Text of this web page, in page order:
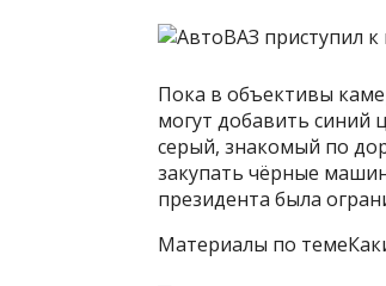
Пока в объективы
могут добавить синий
серый, знакомый по
закупать чёрные
президента была
Материалы по